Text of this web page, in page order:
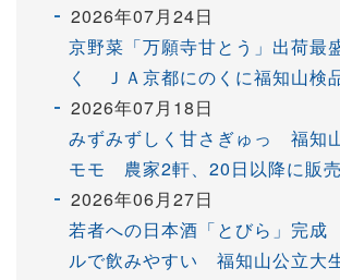
2026年07月24日
京野菜「万願寺甘とう」出荷最
く ＪＡ京都にのくに福知山検
2026年07月18日
みずみずしく甘さぎゅっ 福知
モモ 農家2軒、20日以降に販売
2026年06月27日
若者への日本酒「とびら」完
ルで飲みやすい 福知山公立大